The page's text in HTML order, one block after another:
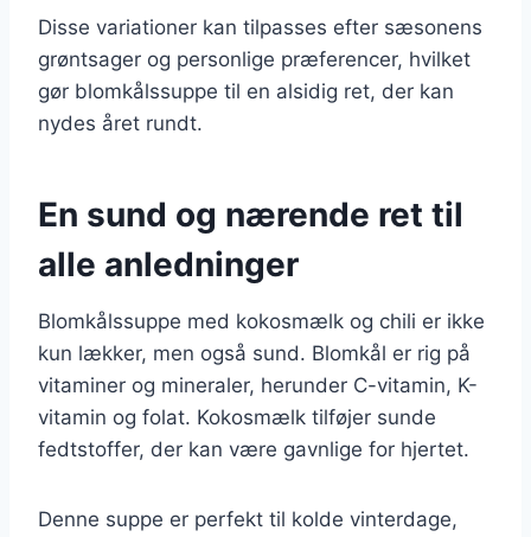
Disse variationer kan tilpasses efter sæsonens
grøntsager og personlige præferencer, hvilket
gør blomkålssuppe til en alsidig ret, der kan
nydes året rundt.
En sund og nærende ret til
alle anledninger
Blomkålssuppe med kokosmælk og chili er ikke
kun lækker, men også sund. Blomkål er rig på
vitaminer og mineraler, herunder C-vitamin, K-
vitamin og folat. Kokosmælk tilføjer sunde
fedtstoffer, der kan være gavnlige for hjertet.
Denne suppe er perfekt til kolde vinterdage,